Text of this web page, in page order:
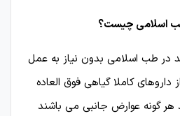
طب اسلامی چیست؟
در طب اسلامی بدون نیاز به عمل
داروهای کاملا گیاهی فوق العاده
گونه عوارض جانبی می باشند